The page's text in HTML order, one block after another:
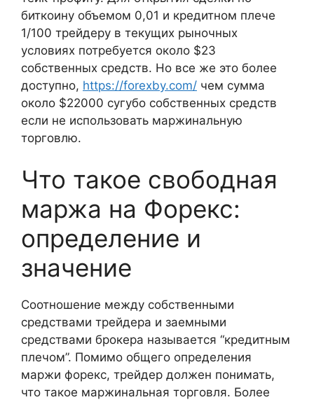
биткоину объемом 0,01 и кредитном плече
1/100 трейдеру в текущих рыночных
условиях потребуется около $23
собственных средств. Но все же это более
доступно, https://forexby.com/ чем сумма
около $22000 сугубо собственных средств
если не использовать маржинальную
торговлю.
Что такое свободная
маржа на Форекс:
определение и
значение
Соотношение между собственными
средствами трейдера и заемными
средствами брокера называется “кредитным
плечом”. Помимо общего определения
маржи форекс, трейдер должен понимать,
что такое маржинальная торговля. Более